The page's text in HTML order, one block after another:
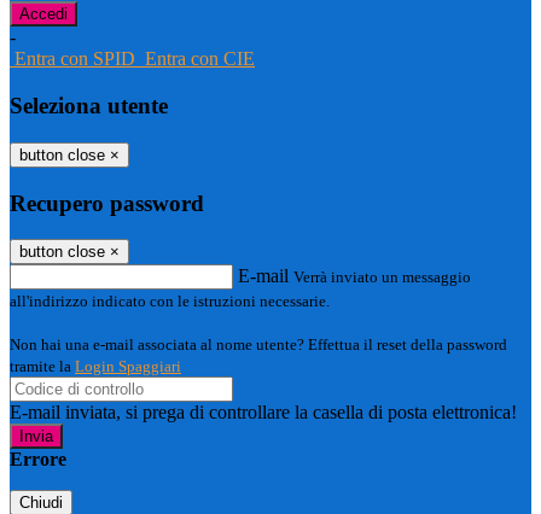
-
Entra con SPID Entra con CIE
Seleziona utente
button close ×
Recupero password
button close ×
E-mail Verrà inviato un messaggio
all'indirizzo indicato con le istruzioni necessarie.
Non hai una e-mail associata al nome utente? Effettua il reset della password
tramite la Login Spaggiari
E-mail inviata, si prega di controllare la casella di posta elettronica!
Errore
Chiudi